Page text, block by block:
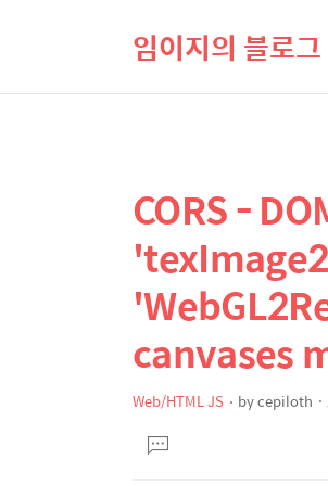
임이지의 블로그
상
세
컨
텐
츠
본
문
제
CORS -
canvases
Web/HTML JS bycepiloth
문댓
글